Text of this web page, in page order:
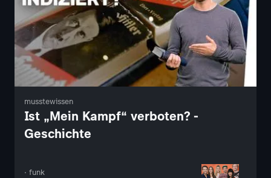
musstewissen
Ist „Mein Kampf“ verboten? -
Geschichte
· funk